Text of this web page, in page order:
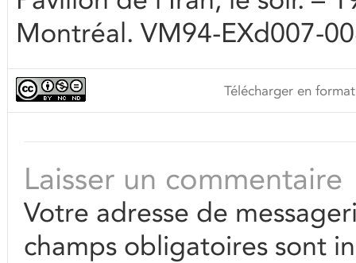
Montréal. VM94-EXd007-
Télécharger en
Laisser un commentaire
Votre adresse de
champs obligatoires sont